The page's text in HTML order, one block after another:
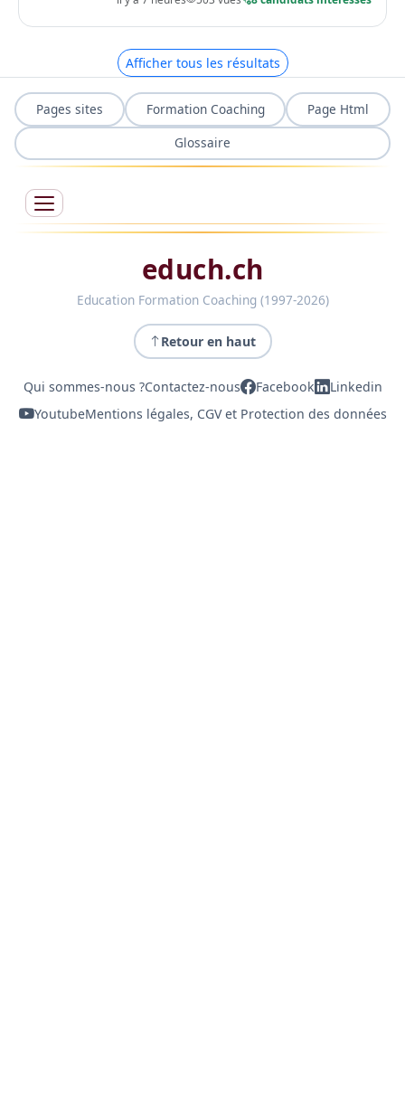
Afficher tous les résultats
Pages sites Formation Coaching
Page Html
Glossaire
educh.ch
Education Formation Coaching (1997-2026)
Retour en haut
Qui sommes-nous ?Contactez-nous Facebook
Linkedin
YoutubeMentions légales, CGV et Protection des données